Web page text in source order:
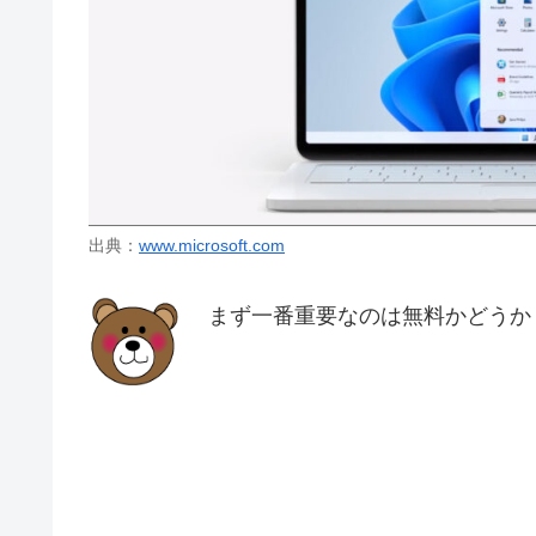
出典： www.microsoft.com
まず一番重要なのは無料かどうか